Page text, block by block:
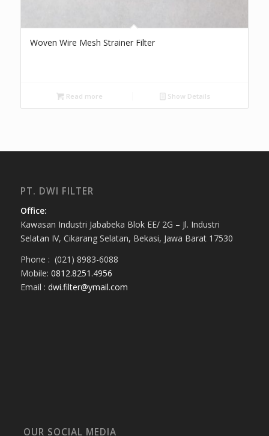
Woven Wire Mesh Strainer Filter
Read more Show Details
PT. DWI FILTER
Office:
Kawasan Industri Jababeka Blok EE/ 2G – Jl. Industri
Selatan IV, Cikarang Selatan, Bekasi, Jawa Barat 17530
Phone : (021) 8983-6088
Mobile: 0812.8251.4956
Email : dwi.filter@ymail.com
OUR SOCIAL MEDIA